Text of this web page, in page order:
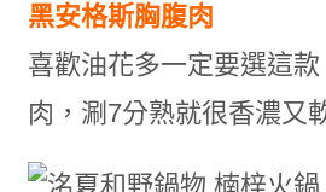
黑安格斯胸腹肉
喜歡油花多一定要選這
肉，涮7分熟就很香濃又